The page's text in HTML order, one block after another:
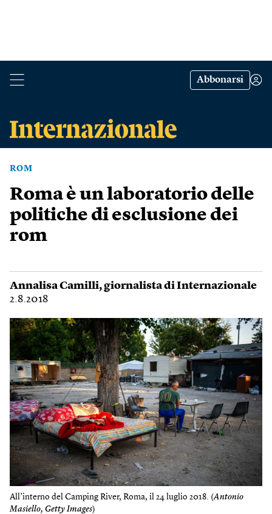
Abbonarsi
ROM
Roma è un laboratorio delle
politiche di esclusione dei
rom
Annalisa Camilli, giornalista di Internazionale
2.8.2018
All’interno del Camping River, Roma, il 24 luglio 2018. (Antonio
Masiello, Getty Images)